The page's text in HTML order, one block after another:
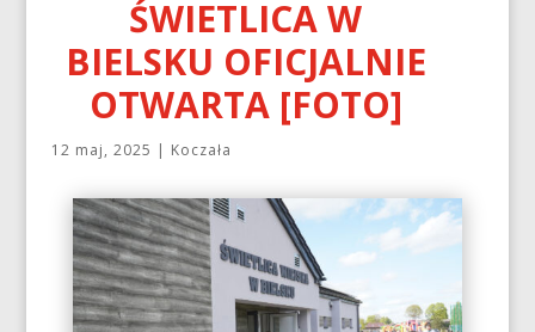
ŚWIETLICA W
BIELSKU OFICJALNIE
OTWARTA [FOTO]
12 maj, 2025 | Koczała